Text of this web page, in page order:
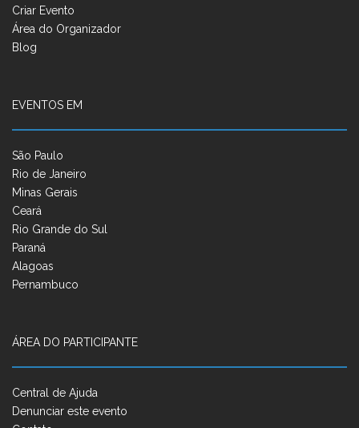
Criar Evento
Área do Organizador
Blog
EVENTOS EM
São Paulo
Rio de Janeiro
Minas Gerais
Ceará
Rio Grande do Sul
Paraná
Alagoas
Pernambuco
ÁREA DO PARTICIPANTE
Central de Ajuda
Denunciar este evento